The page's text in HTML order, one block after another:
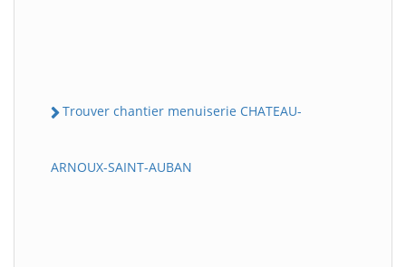
Trouver chantier menuiserie CHATEAU-
ARNOUX-SAINT-AUBAN